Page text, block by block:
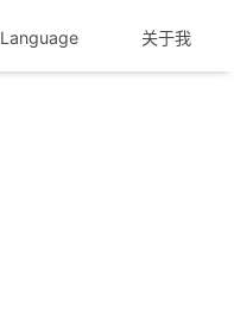
Language 关于我